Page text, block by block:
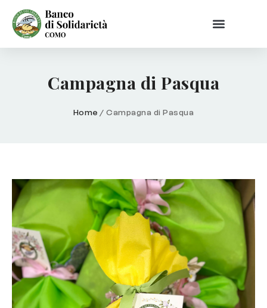
Campagna di Pasqua
Home /Campagna di Pasqua